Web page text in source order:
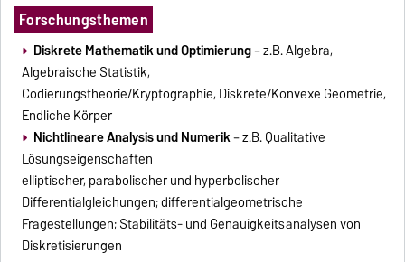
Forschungsthemen
Diskrete Mathematik und Optimierung– z.B. Algebra,
Algebraische Statistik,
Codierungstheorie/Kryptographie, Diskrete/Konvexe Geometrie,
Endliche Körper
Nichtlineare Analysis und Numerik– z.B. Qualitative
Lösungseigenschaften
elliptischer, parabolischer und hyperbolischer
Differentialgleichungen; differentialgeometrische
Fragestellungen; Stabilitäts- und Genauigkeitsanalysen von
Diskretisierungen